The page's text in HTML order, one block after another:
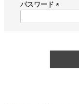
)
パスワード